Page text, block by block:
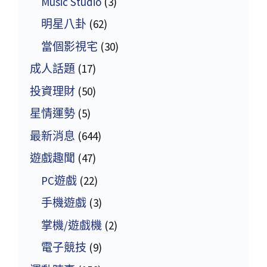
明星八卦 (62)
當個影視宅 (30)
成人話題 (17)
投資理財 (50)
星情運勢 (5)
最新消息 (644)
遊戲趣聞 (47)
PC遊戲 (22)
手機遊戲 (3)
掌機/遊戲機 (2)
電子競技 (9)